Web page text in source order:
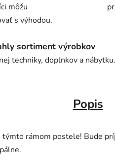
môžu
s výhodou.
sortiment výrobkov
techniky, doplnkov a
Popis
rámom postele! Bude